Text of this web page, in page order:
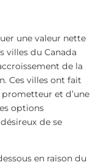
une valeur nette
villes du Canada
de la
Ces villes ont fait
et d’une
options
de se
en raison du